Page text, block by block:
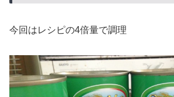
今回はレシピの4倍量で調理